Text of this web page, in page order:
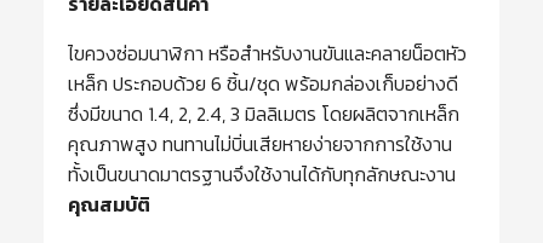
ไขควงซ่อมนาฬิกา หรือสำหรับงานขันและคลายน็อตหัว
เหล็ก ประกอบด้วย 6 ชิ้น/ชุด พร้อมกล่องเก็บอย่างดี
ซึ่งมีขนาด 1.4, 2, 2.4, 3 มิลลิเมตร โดยผลิตจากเหล็ก
คุณภาพสูง ทนทานไม่บิ่นเสียหายง่ายจากการใช้งาน
ทั้งเป็นขนาดมาตรฐานจึงใช้งานได้กับทุกลักษณะงาน
คุณสมบัติ